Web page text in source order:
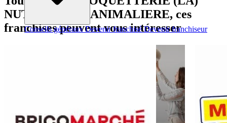
Conseils généraux Devenir franchisé Devenir franchiseur
NUTROLOGIE ANIMALIERE, ces
franchises peuvent vous intéresser